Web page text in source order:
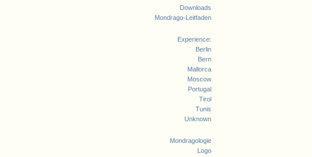
Downloads
Mondrago-Leitfaden
Experience:
Berlin
Bern
Mallorca
Moscow
Portugal
Tirol
Tunis
Unknown
Mondragologie
Logo